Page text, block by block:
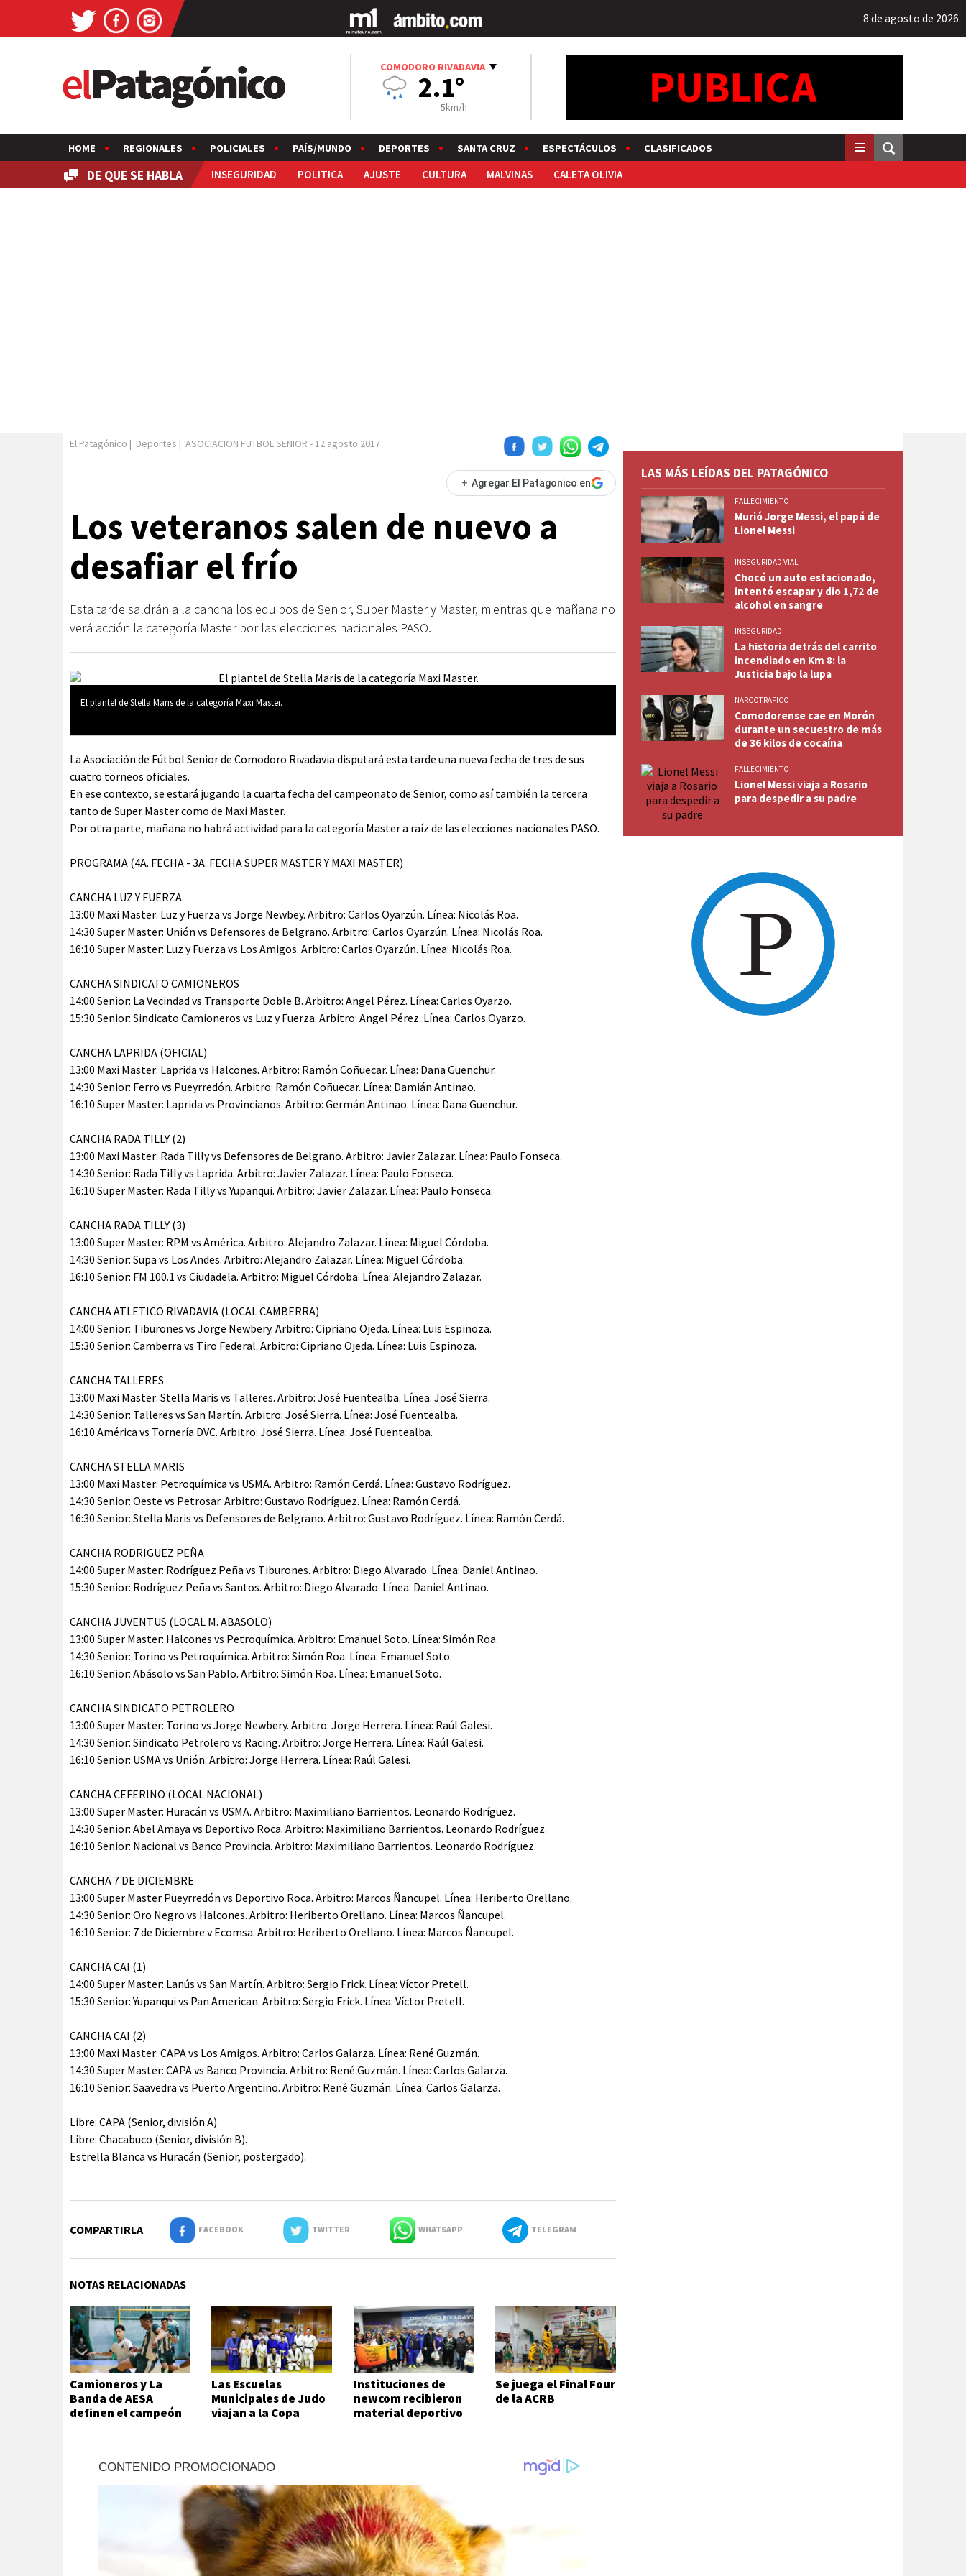
8 de agosto de 2026
COMODORO RIVADAVIA
2.1°
5km/h
HOME REGIONALES POLICIALES PAÍS/MUNDO DEPORTES SANTA CRUZ ESPECTÁCULOS CLASIFICADOS
DE QUE SE HABLA INSEGURIDAD POLITICA AJUSTE CULTURA MALVINAS CALETA OLIVIA
El Patagónico | Deportes | ASOCIACION FUTBOL SENIOR - 12 agosto 2017
+ Agregar El Patagonico en
Los veteranos salen de nuevo a
desafiar el frío
Esta tarde saldrán a la cancha los equipos de Senior, Super Master y Master, mientras que mañana no
verá acción la categoría Master por las elecciones nacionales PASO.
El plantel de Stella Maris de la categoría Maxi Master.
La Asociación de Fútbol Senior de Comodoro Rivadavia disputará esta tarde una nueva fecha de tres de sus
cuatro torneos oficiales.
En ese contexto, se estará jugando la cuarta fecha del campeonato de Senior, como así también la tercera
tanto de Super Master como de Maxi Master.
Por otra parte, mañana no habrá actividad para la categoría Master a raíz de las elecciones nacionales PASO.
PROGRAMA (4A. FECHA - 3A. FECHA SUPER MASTER Y MAXI MASTER)
CANCHA LUZ Y FUERZA
13:00 Maxi Master: Luz y Fuerza vs Jorge Newbey. Arbitro: Carlos Oyarzún. Línea: Nicolás Roa.
14:30 Super Master: Unión vs Defensores de Belgrano. Arbitro: Carlos Oyarzún. Línea: Nicolás Roa.
16:10 Super Master: Luz y Fuerza vs Los Amigos. Arbitro: Carlos Oyarzún. Línea: Nicolás Roa.
CANCHA SINDICATO CAMIONEROS
14:00 Senior: La Vecindad vs Transporte Doble B. Arbitro: Angel Pérez. Línea: Carlos Oyarzo.
15:30 Senior: Sindicato Camioneros vs Luz y Fuerza. Arbitro: Angel Pérez. Línea: Carlos Oyarzo.
CANCHA LAPRIDA (OFICIAL)
13:00 Maxi Master: Laprida vs Halcones. Arbitro: Ramón Coñuecar. Línea: Dana Guenchur.
14:30 Senior: Ferro vs Pueyrredón. Arbitro: Ramón Coñuecar. Línea: Damián Antinao.
16:10 Super Master: Laprida vs Provincianos. Arbitro: Germán Antinao. Línea: Dana Guenchur.
CANCHA RADA TILLY (2)
13:00 Maxi Master: Rada Tilly vs Defensores de Belgrano. Arbitro: Javier Zalazar. Línea: Paulo Fonseca.
14:30 Senior: Rada Tilly vs Laprida. Arbitro: Javier Zalazar. Línea: Paulo Fonseca.
16:10 Super Master: Rada Tilly vs Yupanqui. Arbitro: Javier Zalazar. Línea: Paulo Fonseca.
CANCHA RADA TILLY (3)
13:00 Super Master: RPM vs América. Arbitro: Alejandro Zalazar. Línea: Miguel Córdoba.
14:30 Senior: Supa vs Los Andes. Arbitro: Alejandro Zalazar. Línea: Miguel Córdoba.
16:10 Senior: FM 100.1 vs Ciudadela. Arbitro: Miguel Córdoba. Línea: Alejandro Zalazar.
CANCHA ATLETICO RIVADAVIA (LOCAL CAMBERRA)
14:00 Senior: Tiburones vs Jorge Newbery. Arbitro: Cipriano Ojeda. Línea: Luis Espinoza.
15:30 Senior: Camberra vs Tiro Federal. Arbitro: Cipriano Ojeda. Línea: Luis Espinoza.
CANCHA TALLERES
13:00 Maxi Master: Stella Maris vs Talleres. Arbitro: José Fuentealba. Línea: José Sierra.
14:30 Senior: Talleres vs San Martín. Arbitro: José Sierra. Línea: José Fuentealba.
16:10 América vs Tornería DVC. Arbitro: José Sierra. Línea: José Fuentealba.
CANCHA STELLA MARIS
13:00 Maxi Master: Petroquímica vs USMA. Arbitro: Ramón Cerdá. Línea: Gustavo Rodríguez.
14:30 Senior: Oeste vs Petrosar. Arbitro: Gustavo Rodríguez. Línea: Ramón Cerdá.
16:30 Senior: Stella Maris vs Defensores de Belgrano. Arbitro: Gustavo Rodríguez. Línea: Ramón Cerdá.
CANCHA RODRIGUEZ PEÑA
14:00 Super Master: Rodríguez Peña vs Tiburones. Arbitro: Diego Alvarado. Línea: Daniel Antinao.
15:30 Senior: Rodríguez Peña vs Santos. Arbitro: Diego Alvarado. Línea: Daniel Antinao.
CANCHA JUVENTUS (LOCAL M. ABASOLO)
13:00 Super Master: Halcones vs Petroquímica. Arbitro: Emanuel Soto. Línea: Simón Roa.
14:30 Senior: Torino vs Petroquímica. Arbitro: Simón Roa. Línea: Emanuel Soto.
16:10 Senior: Abásolo vs San Pablo. Arbitro: Simón Roa. Línea: Emanuel Soto.
CANCHA SINDICATO PETROLERO
13:00 Super Master: Torino vs Jorge Newbery. Arbitro: Jorge Herrera. Línea: Raúl Galesi.
14:30 Senior: Sindicato Petrolero vs Racing. Arbitro: Jorge Herrera. Línea: Raúl Galesi.
16:10 Senior: USMA vs Unión. Arbitro: Jorge Herrera. Línea: Raúl Galesi.
CANCHA CEFERINO (LOCAL NACIONAL)
13:00 Super Master: Huracán vs USMA. Arbitro: Maximiliano Barrientos. Leonardo Rodríguez.
14:30 Senior: Abel Amaya vs Deportivo Roca. Arbitro: Maximiliano Barrientos. Leonardo Rodríguez.
16:10 Senior: Nacional vs Banco Provincia. Arbitro: Maximiliano Barrientos. Leonardo Rodríguez.
CANCHA 7 DE DICIEMBRE
13:00 Super Master Pueyrredón vs Deportivo Roca. Arbitro: Marcos Ñancupel. Línea: Heriberto Orellano.
14:30 Senior: Oro Negro vs Halcones. Arbitro: Heriberto Orellano. Línea: Marcos Ñancupel.
16:10 Senior: 7 de Diciembre v Ecomsa. Arbitro: Heriberto Orellano. Línea: Marcos Ñancupel.
CANCHA CAI (1)
14:00 Super Master: Lanús vs San Martín. Arbitro: Sergio Frick. Línea: Víctor Pretell.
15:30 Senior: Yupanqui vs Pan American. Arbitro: Sergio Frick. Línea: Víctor Pretell.
CANCHA CAI (2)
13:00 Maxi Master: CAPA vs Los Amigos. Arbitro: Carlos Galarza. Línea: René Guzmán.
14:30 Super Master: CAPA vs Banco Provincia. Arbitro: René Guzmán. Línea: Carlos Galarza.
16:10 Senior: Saavedra vs Puerto Argentino. Arbitro: René Guzmán. Línea: Carlos Galarza.
Libre: CAPA (Senior, división A).
Libre: Chacabuco (Senior, división B).
Estrella Blanca vs Huracán (Senior, postergado).
COMPARTIRLA FACEBOOK TWITTER WHATSAPP TELEGRAM
NOTAS RELACIONADAS
Camioneros y La
Banda de AESA
definen el campeón
Las Escuelas
Municipales de Judo
viajan a la Copa
Instituciones de
newcom recibieron
material deportivo
Se juega el Final Four
de la ACRB
LAS MÁS LEÍDAS DEL PATAGÓNICO
FALLECIMIENTO
Murió Jorge Messi, el papá de
Lionel Messi
INSEGURIDAD VIAL
Chocó un auto estacionado,
intentó escapar y dio 1,72 de
alcohol en sangre
INSEGURIDAD
La historia detrás del carrito
incendiado en Km 8: la
Justicia bajo la lupa
NARCOTRAFICO
Comodorense cae en Morón
durante un secuestro de más
de 36 kilos de cocaína
FALLECIMIENTO
Lionel Messi viaja a Rosario
para despedir a su padre